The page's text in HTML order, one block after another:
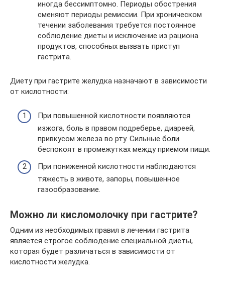
иногда бессимптомно. Периоды обострения
сменяют периоды ремиссии. При хроническом
течении заболевания требуется постоянное
соблюдение диеты и исключение из рациона
продуктов, способных вызвать приступ
гастрита.
Диету при гастрите желудка назначают в зависимости
от кислотности:
При повышенной кислотности появляются
изжога, боль в правом подреберье, диареей,
привкусом железа во рту. Сильные боли
беспокоят в промежутках между приемом пищи.
При пониженной кислотности наблюдаются
тяжесть в животе, запоры, повышенное
газообразование.
Можно ли кисломолочку при гастрите?
Одним из необходимых правил в лечении гастрита
является строгое соблюдение специальной диеты,
которая будет различаться в зависимости от
кислотности желудка.